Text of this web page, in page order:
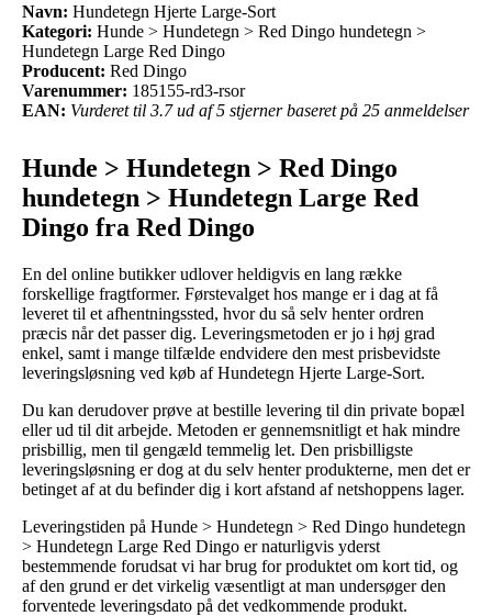
Navn: Hundetegn Hjerte Large-Sort
Kategori: Hunde > Hundetegn > Red Dingo hundetegn >
Hundetegn Large Red Dingo
Producent: Red Dingo
Varenummer: 185155-rd3-rsor
EAN: Vurderet til 3.7 ud af 5 stjerner baseret på 25 anmeldelser
Hunde > Hundetegn > Red Dingo
hundetegn > Hundetegn Large Red
Dingo fra Red Dingo
En del online butikker udlover heldigvis en lang række
forskellige fragtformer. Førstevalget hos mange er i dag at få
leveret til et afhentningssted, hvor du så selv henter ordren
præcis når det passer dig. Leveringsmetoden er jo i høj grad
enkel, samt i mange tilfælde endvidere den mest prisbevidste
leveringsløsning ved køb af Hundetegn Hjerte Large-Sort.
Du kan derudover prøve at bestille levering til din private bopæl
eller ud til dit arbejde. Metoden er gennemsnitligt et hak mindre
prisbillig, men til gengæld temmelig let. Den prisbilligste
leveringsløsning er dog at du selv henter produkterne, men det er
betinget af at du befinder dig i kort afstand af netshoppens lager.
Leveringstiden på Hunde > Hundetegn > Red Dingo hundetegn
> Hundetegn Large Red Dingo er naturligvis yderst
bestemmende forudsat vi har brug for produktet om kort tid, og
af den grund er det virkelig væsentligt at man undersøger den
forventede leveringsdato på det vedkommende produkt.